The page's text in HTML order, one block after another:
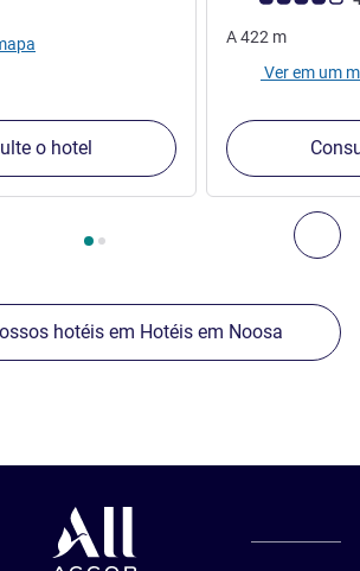
outros estabelecimentos nas
outros estabelecimentos nas
o hotel
A422 m
Ver em um
hotéis em Hotéis em Noosa